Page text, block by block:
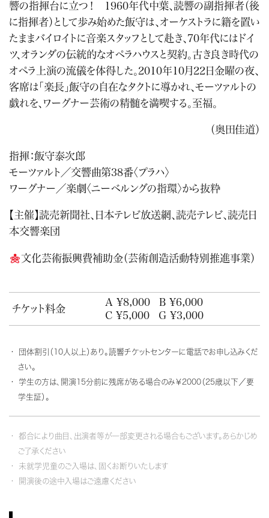
響の指揮台に立つ！ 1960年代中葉、読響の副指揮者（後
に指揮者）として歩み始めた飯守は、オーケストラに籍を置い
たままバイロイトに音楽スタッフとして赴き、70年代にはドイ
ツ、オランダの伝統的なオペラハウスと契約。古き良き時代の
オペラ上演の流儀を体得した。2010年10月22日金曜の夜、
客席は「楽長」飯守の自在なタクトに導かれ、モーツァルトの
戯れを、ワーグナー芸術の精髄を満喫する。至福。
（奥田佳道）
指揮：飯守泰次郎
モーツァルト／交響曲第38番〈プラハ〉
ワーグナー／楽劇〈ニーベルングの指環〉から抜粋
【主催】読売新聞社、日本テレビ放送網、読売テレビ、読売日
本交響楽団
文化芸術振興費補助金（芸術創造活動特別推進事業）
チケット料金
A ¥8,000
B ¥6,000
C ¥5,000
G ¥3,000
団体割引（10人以上）あり。読響チケットセンターに電話でお申し込みくだ
さい。
学生の方は、開演15分前に残席がある場合のみ￥2000（25歳以下／要
学生証）。
都合により曲目、出演者等が一部変更される場合もございます。あらかじめ
ご了承ください
未就学児童のご入場は、固くお断りいたします
開演後の途中入場はご遠慮ください